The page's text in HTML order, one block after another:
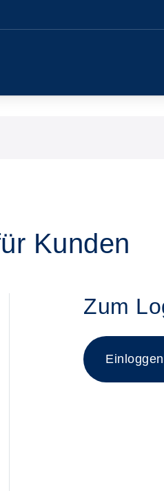
Kunden
Zum
Login für
Einloggen